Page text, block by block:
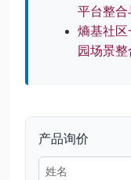
平台整合
熵基社区
园场景
产品询价